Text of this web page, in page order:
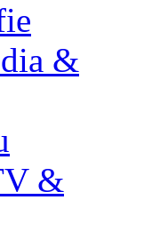
&
&